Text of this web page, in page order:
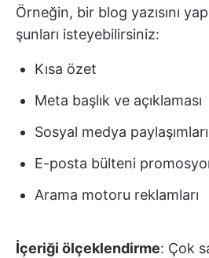
Örneğin, bir blog yazısını
şunları isteyebilirsiniz:
Kısa özet
Meta başlık ve açıklaması
Sosyal medya paylaşımları
E-posta bülteni
Arama motoru reklamları
İçeriği ölçeklendirme: Çok